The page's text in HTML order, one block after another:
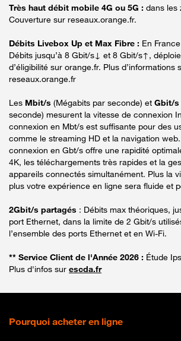
Très haut débit mobile 4G ou 5G : dans les
Couverture sur reseaux.orange.fr.
Débits Livebox Up et Max Fibre : En
Débits jusqu’à 8 Gbit/s↓ et 8 Gbit/s↑,
d’éligibilité sur orange.fr. Plus d’informations
reseaux.orange.fr
Les Mbit/s (Mégabits par seconde) et Gbit/s
seconde) mesurent la vitesse de connexion
connexion en Mbt/s est suffisante pour des
comme le streaming HD et la navigation
connexion en Gbt/s offre une rapidité
4K, les téléchargements très rapides et la
appareils connectés simultanément. Plus la
plus votre expérience en ligne sera fluide et
2Gbit/s partagés : Débits max théoriques,
port Ethernet, dans la limite de 2 Gbit/s
l’ensemble des ports Ethernet et en Wi-Fi.
** Service Client de l'Année 2026 : Étude
Plus d'infos sur escda.fr
Pourquoi acheter en ligne